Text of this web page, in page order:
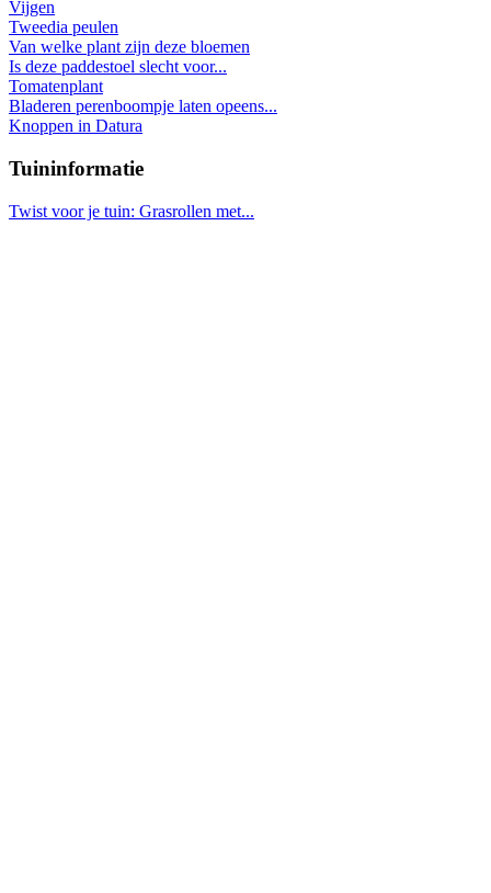
Vijgen
Tweedia peulen
Van welke plant zijn deze bloemen
Is deze paddestoel slecht voor...
Tomatenplant
Bladeren perenboompje laten opeens...
Knoppen in Datura
Tuininformatie
Twist voor je tuin: Grasrollen met...